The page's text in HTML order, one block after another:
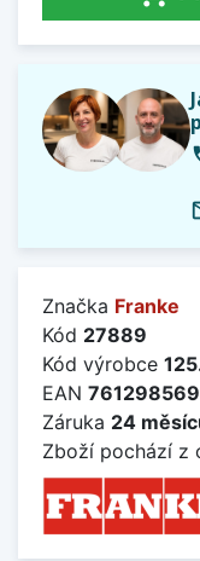
Značka Franke
Kód 27889
Kód výrobce
EAN
Záruka 24
Zboží pochází z